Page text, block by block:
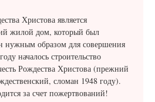
Христова является
жилой дом, который был
нужным образом для совершения
началось строительство
Рождества Христова (прежний
сломан 1948 году).
за счет пожертвований!